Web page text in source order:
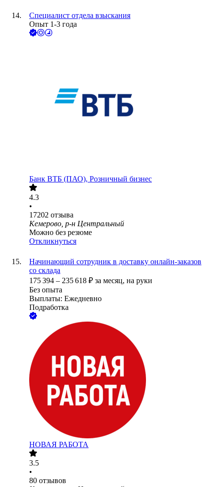
Специалист отдела взыскания
Опыт 1-3 года
Банк ВТБ (ПАО), Розничный бизнес
4.3
•
17202 отзыва
Кемерово, р-н Центральный
Можно без резюме
Откликнуться
Начинающий сотрудник в доставку онлайн-заказов
со склада
175 394 – 235 618 ₽ за месяц, на руки
Без опыта
Выплаты: Ежедневно
Подработка
НОВАЯ РАБОТА
3.5
•
80 отзывов